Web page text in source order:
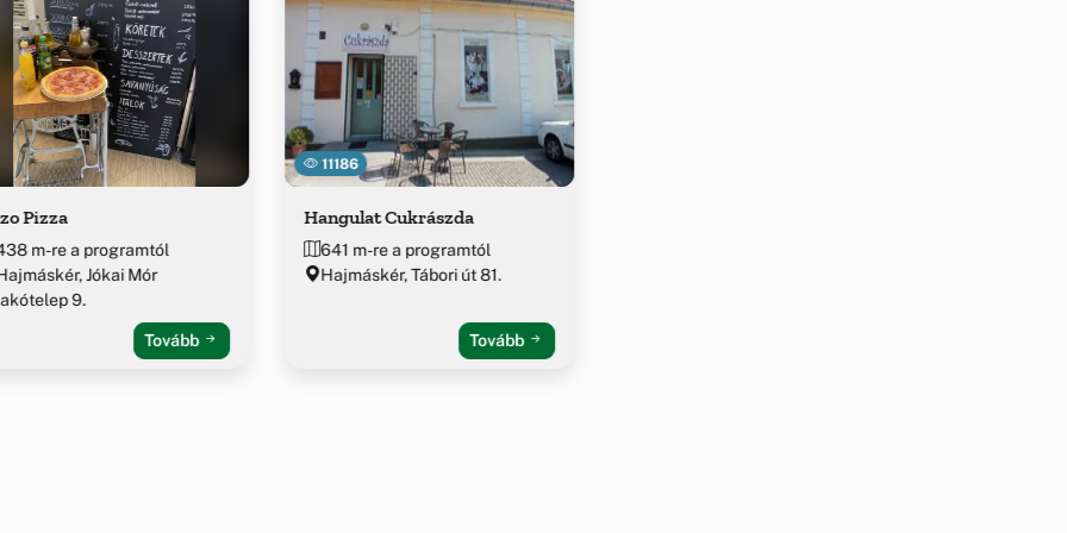
Pizza
m-re a programtól
Jókai Mór
9.
Tovább
11186
Hangulat Cukrászda
641 m-re a programtól
Hajmáskér, Tábori út 81.
Tovább